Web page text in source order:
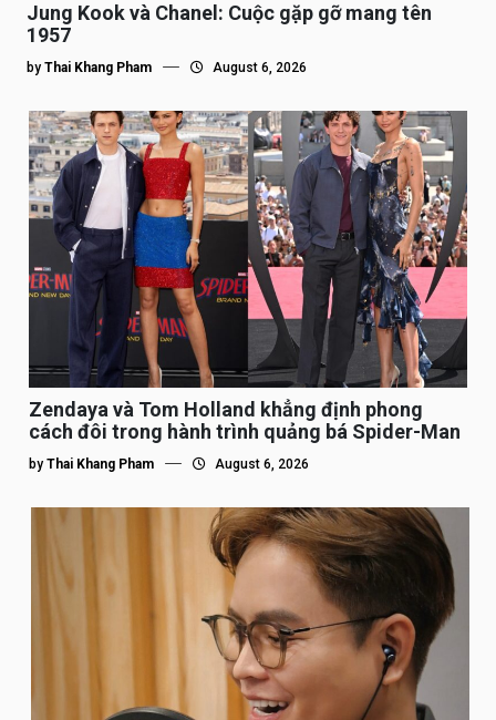
Jung Kook và Chanel: Cuộc gặp gỡ mang tên
1957
by Thai Khang Pham August 6, 2026
Zendaya và Tom Holland khẳng định phong
cách đôi trong hành trình quảng bá Spider-Man
by Thai Khang Pham August 6, 2026